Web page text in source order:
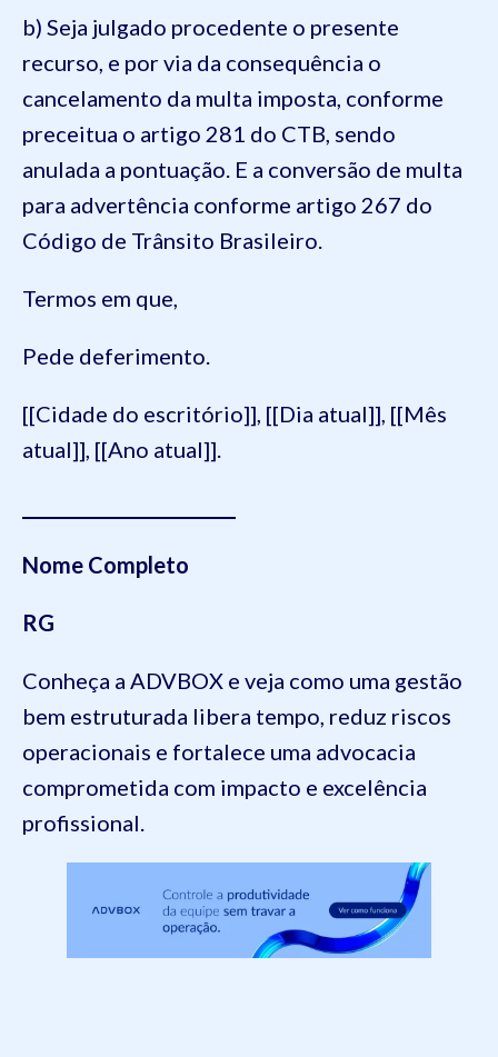
b) Seja julgado procedente o presente
recurso, e por via da consequência o
cancelamento da multa imposta, conforme
preceitua o artigo 281 do CTB, sendo
anulada a pontuação. E a conversão de multa
para advertência conforme artigo 267 do
Código de Trânsito Brasileiro.
Termos em que,
Pede deferimento.
[[Cidade do escritório]], [[Dia atual]], [[Mês
atual]], [[Ano atual]].
Nome Completo
RG
Conheça a ADVBOX e veja como uma gestão
bem estruturada libera tempo, reduz riscos
operacionais e fortalece uma advocacia
comprometida com impacto e excelência
profissional.